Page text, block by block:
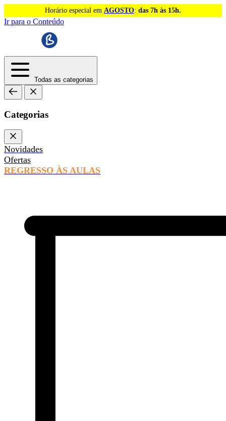
Horário especial em AGOSTO: das 7h às 15h.
Ir para o Conteúdo
Todas as categorias
Categorias
Novidades
Ofertas
REGRESSO ÀS AULAS